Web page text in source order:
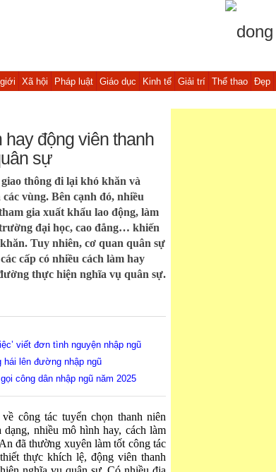
Xã hội Pháp luật Giáo dục Kinh tế Giải trí Thể thao Đẹp
hay động viên thanh
sự
thông đi lại khó khăn và
vùng. Bên cạnh đó, nhiều
gia xuất khẩu lao động, làm
đại học, cao đẳng… khiến
Tuy nhiên, cơ quan quân sự
cấp có nhiều cách làm hay
thực hiện nghĩa vụ quân sự.
viết đơn tình nguyện nhập ngũ
hái lên đường nhập ngũ
công dân nhập ngũ năm 2025
công tác tuyển chọn thanh niên
nhiều mô hình hay, cách làm
đã thường xuyên làm tốt công tác
thực khích lệ, động viên thanh